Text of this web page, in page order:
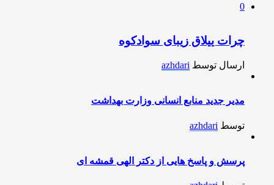
0
چرات ییلاق زیبای سوادکوه
ارسال توسط azhdari
مدیر جدید منابع انسانی وزارت بهداشت
توسط azhdari
پرسش و پاسخ هایی از دکتر الهی قمشه ای